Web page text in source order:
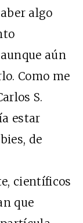
algo
aún
Como me
S.
estar
de
científicos
que